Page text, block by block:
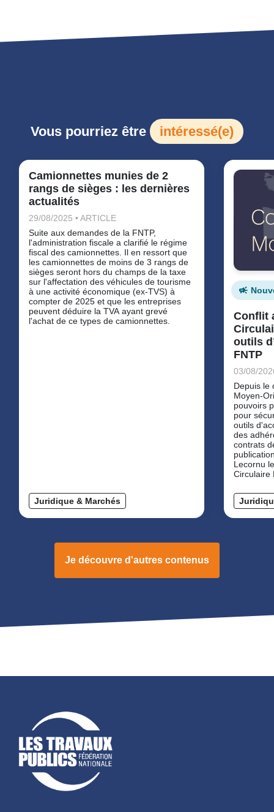
Vous pourriez être intéressé(e)
Camionnettes munies de 2
rangs de sièges : les dernières
actualités
29/08/2025 • ARTICLE
Suite aux demandes de la FNTP,
l'administration fiscale a clarifié le régime
fiscal des camionnettes. Il en ressort que
les camionnettes de moins de 3 rangs de
sièges seront hors du champs de la taxe
sur l'affectation des véhicules de tourisme
à une activité économique (ex-TVS) à
compter de 2025 et que les entreprises
peuvent déduire la TVA ayant grevé
l'achat de ce types de camionnettes.
Juridique & Marchés
Conflit
outils
FNTP
03/08/
Depuis le
Moyen-
pouvoirs
pour
outils
des
contrats
Lecornu
Circulaire
Je découvre d'autres contenus